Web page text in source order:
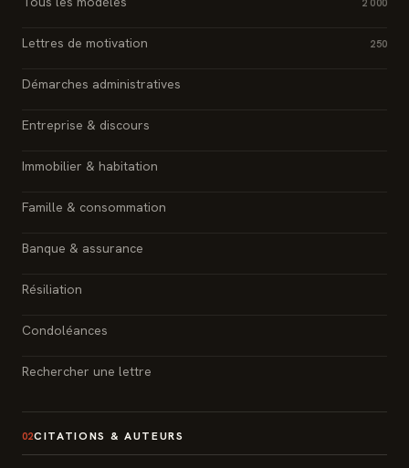
2 000
Lettres de motivation 250
Démarches administratives
Entreprise & discours
Immobilier & habitation
Famille & consommation
Banque & assurance
Résiliation
Condoléances
Rechercher une lettre
02CITATIONS & AUTEURS